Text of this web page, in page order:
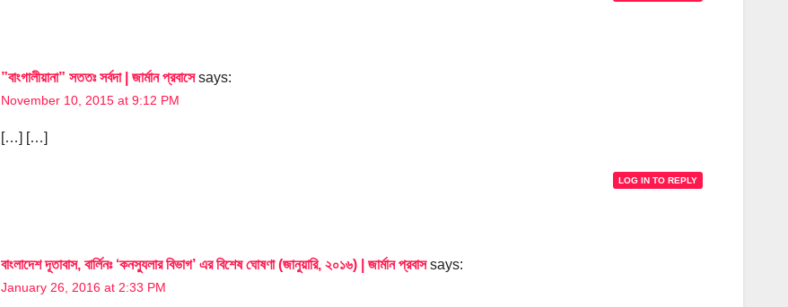
”বাংগালীয়ানা” সততঃ সর্বদা | জার্মান প্রবাসে says:
November 10, 2015 at 9:12 PM
[…] […]
LOG IN TO REPLY
বাংলাদেশ দূতাবাস, বার্লিনঃ ‘কনস্যুলার বিভাগ’ এর বিশেষ ঘোষণা (জানুয়ারি, ২০১৬) | জার্মান প্রবাস says:
January 26, 2016 at 2:33 PM